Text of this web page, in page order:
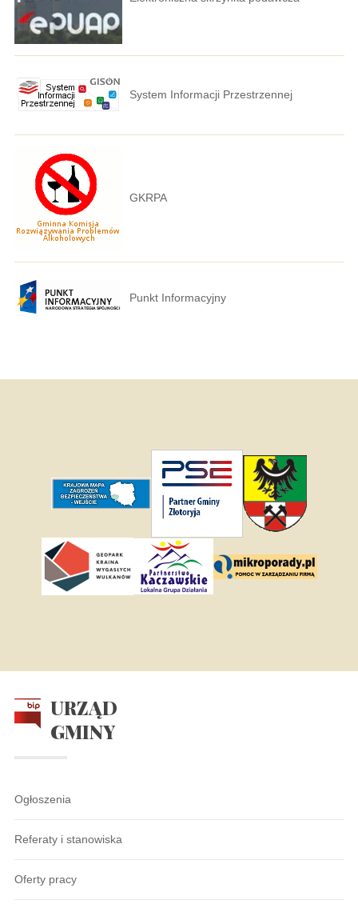
System Informacji Przestrzennej
GKRPA
Punkt Informacyjny
URZĄD
GMINY
Ogłoszenia
Referaty i stanowiska
Oferty pracy